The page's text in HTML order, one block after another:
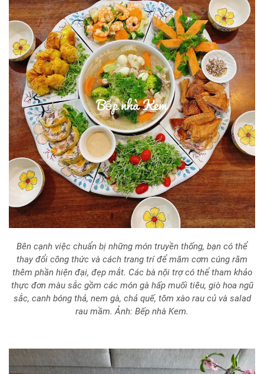
Bên cạnh việc chuẩn bị những món truyền thống, bạn có thể
thay đổi công thức và cách trang trí để mâm cơm cúng rằm
thêm phần hiện đại, đẹp mắt. Các bà nội trợ có thể tham khảo
thực đơn màu sắc gồm các món gà hấp muối tiêu, giò hoa ngũ
sắc, canh bóng thả, nem gà, chả quế, tôm xào rau củ và salad
rau mầm. Ảnh: Bếp nhà Kem.